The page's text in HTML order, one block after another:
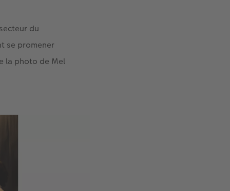
du
se promener
la photo de Mel